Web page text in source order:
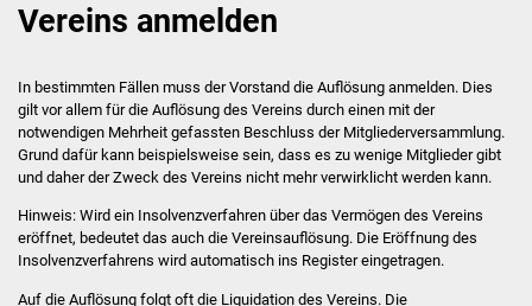
Stellenangebote
Kontakt
Veröffentlichungen
Vereins anmelden
In bestimmten Fällen muss der Vorstand die Auflösung anmelden. Dies
gilt vor allem für die Auflösung des Vereins durch einen mit der
notwendigen Mehrheit gefassten Beschluss der Mitgliederversammlung.
Grund dafür kann beispielsweise sein, dass es zu wenige Mitglieder gibt
und daher der Zweck des Vereins nicht mehr verwirklicht werden kann.
Hinweis: Wird ein Insolvenzverfahren über das Vermögen des Vereins
eröffnet, bedeutet das auch die Vereinsauflösung. Die Eröffnung des
Insolvenzverfahrens wird automatisch ins Register eingetragen.
Auf die Auflösung folgt oft die Liquidation des Vereins. Die